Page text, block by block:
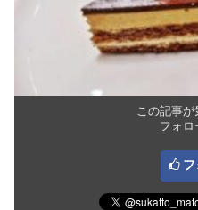
この記事
フォロ